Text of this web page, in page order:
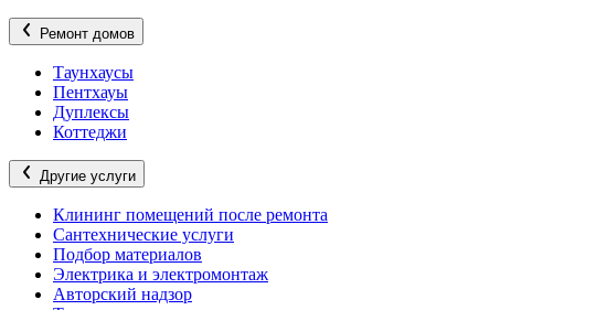
Ремонт домов
Таунхаусы
Пентхауы
Дуплексы
Коттеджи
Другие услуги
Клининг помещений после ремонта
Сантехнические услуги
Подбор материалов
Электрика и электромонтаж
Авторский надзор